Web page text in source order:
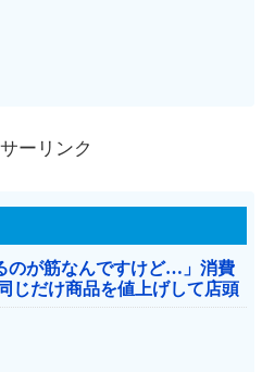
ーリンク
のが筋なんですけど…」消費
じだけ商品を値上げして店頭